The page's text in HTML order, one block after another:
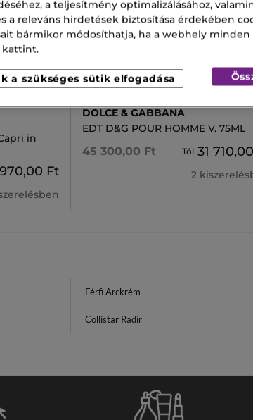
in
Ft
DOLCE & GABBANA
EDT D&G POUR HOMME V. 75ML
45 300,00 Ft Tól 31
2
Férfi Arckrém
Collistar Radír
a teljesítmény optimalizálásához,
a releváns hirdetések biztosítása érdekében
bármikor módosíthatja, ha a webhely minden
kattint.
a szükséges sütik elfogadása